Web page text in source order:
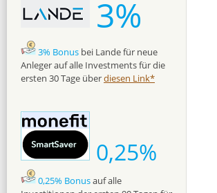
3%
3% Bonus bei Lande für neue
Anleger auf alle Investments für die
ersten 30 Tage überdiesen Link*
0,25%
0,25% Bonusauf alle